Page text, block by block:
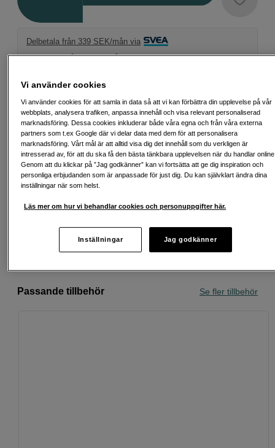
Delbetala från 339 SEK/mån via
Exempel: 48 mån, 339 SEK/mån, totalt 16 851 SEK, effektiv ränta 10,45 %
Att låna kostar pengar!
riskerar du en betalningsanmärkning. Det kan leda till svårigheter att få hyra
bostad, teckna abonnemang och få nya lån. För stöd, vänd dig till budget-
och skuldrådgivningen i din kommun. Kontaktuppgifter finns på
konsumentverket.se (öppnas i ny flik)
Fri frakt vid köp över 1 500 kronor
Köp nu och betala inom 30 dagar
Passande tillbehör Se fler tillbehör
Vi använder cookies
Vi använder cookies för att samla in data så att vi kan förbättra din upplevelse på vår
webbplats, analysera trafiken, anpassa innehåll och visa relevant personaliserad
marknadsföring. Dessa cookies inkluderar både våra egna och från våra externa
partners som t.ex Google där vi delar data med dem för att personalisera
marknadsföring. Vårt mål är att alltid visa dig det innehåll som du verkligen är
intresserad av, för att du ska få den bästa tänkbara upplevelsen när du handlar
Genom att du klickar på ”Jag godkänner” kan vi fortsätta att ge dig inspiration och
personliga erbjudanden som är anpassade för just dig. Du kan självklart ändra dina
inställningar när som helst.
Läs mer om hur vi behandlar cookies och personuppgifter här.
Inställningar Jag godkänner